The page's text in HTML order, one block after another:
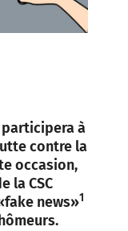
participera à
contre la
occasion,
la CSC
news»1